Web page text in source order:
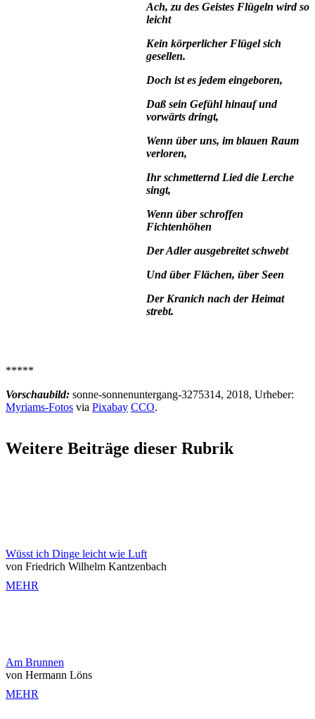
Ach, zu des Geistes Flügeln wird so
leicht
Kein körperlicher Flügel sich
gesellen.
Doch ist es jedem eingeboren,
Daß sein Gefühl hinauf und
vorwärts dringt,
Wenn über uns, im blauen Raum
verloren,
Ihr schmetternd Lied die Lerche
singt,
Wenn über schroffen
Fichtenhöhen
Der Adler ausgebreitet schwebt
Und über Flächen, über Seen
Der Kranich nach der Heimat
strebt.
*****
Vorschaubild: sonne-sonnenuntergang-3275314, 2018, Urheber:
Myriams-Fotos via Pixabay CCO.
Weitere Beiträge dieser Rubrik
Wüsst ich Dinge leicht wie Luft
von Friedrich Wilhelm Kantzenbach
MEHR
Am Brunnen
von Hermann Löns
MEHR